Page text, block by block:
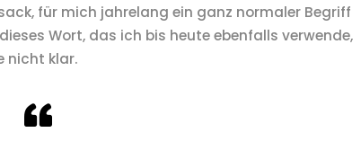
für mich jahrelang ein ganz normaler Begriff
Wort, das ich bis heute ebenfalls verwende,
nicht klar.